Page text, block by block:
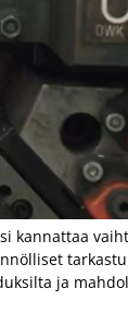
kannattaa
ja